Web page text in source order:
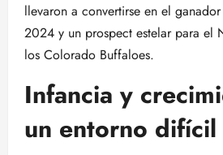
llevaron a convertirse en el
2024 y un prospect estelar para el
los Colorado Buffaloes.
Infancia y
un entorno difícil